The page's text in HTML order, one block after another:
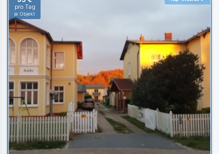
pro Tag
je Objekt